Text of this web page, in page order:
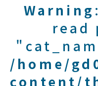
Warning
read
/home/
content/